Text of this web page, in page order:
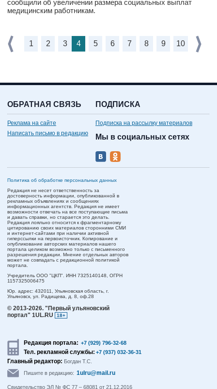
сообщили об увеличении размера социальных выплат
медицинским работникам.
1 2 3 4 5 6 7 8 9 10
ОБРАТНАЯ СВЯЗЬ
Реклама на сайте
Написать письмо в редакцию
ПОДПИСКА
Подписка на рассылку материалов
Мы в социальных сетях
Политика об обработке персональных данных
Редакция не несет ответственность за
достоверность информации, опубликованной в
рекламных объявлениях и сообщениях
информационных агентств. Редакция не имеет
возможности отвечать на все поступающие письма
и давать справки, но старается это делать.
Редакция лояльно относится к фрагментарному
цитированию своих материалов сторонними СМИ
и интернет-сайтами при наличии активной
гиперссылки на первоисточник. Копирование и
опубликование авторских материалов нашего
портала целиком возможно только с письменного
разрешения редакции. Мнение отдельных авторов
может не совпадать с редакционной политикой
портала.
Учредитель ООО "ЦКП". ИНН 7325140148, ОГРН
1157325006475
Юр. адрес: 432011, Ульяновская область, г.
Ульяновск, ул. Радищева, д. 8, оф.28
© 2013-2026. "Первый ульяновский
портал" 1UL.RU
18+
Редакция портала: +7 (929) 796-32-68
Тел. рекламной службы: +7 (937) 032-36-31
Главный редактор: Богдан Т.С.
Пишите в редакцию: 1ulru@mail.ru
Свидетельство ЭЛ № ФС 77 – 68081 от 21.12.2016